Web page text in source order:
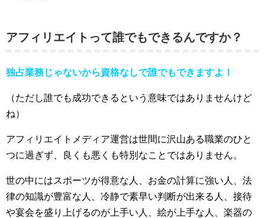
アフィリエイトって誰でもできるんですか？
独占業務じゃないから資格なしで誰でもできますよ！
（ただし誰でも成功できるという意味ではありませんけど
ね）
アフィリエイトメディア運営は世間に沢山ある職業のひと
つに過ぎず、良くも悪くも特別なことではありません。
世の中にはスポーツが得意な人、お金の計算に強い人、法
律の知識が豊富な人、冷静で素早い判断が出来る人、接待
や宴会を盛り上げるのが上手い人、絵が上手な人、楽器の